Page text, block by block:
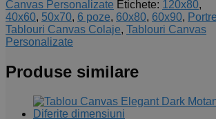
Canvas Personalizate Etichete: 120x80,
40x60, 50x70, 6 poze, 60x80, 60x90,
Tablouri Canvas Colaje, Tablouri Canvas
Personalizate
Produse similare